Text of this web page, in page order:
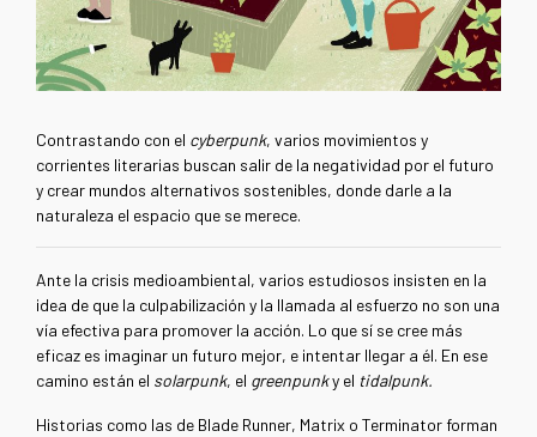
Contrastando con el cyberpunk, varios movimientos y
corrientes literarias buscan salir de la negatividad por el futuro
y crear mundos alternativos sostenibles, donde darle a la
naturaleza el espacio que se merece.
Ante la crisis medioambiental, varios estudiosos insisten en la
idea de que la culpabilización y la llamada al esfuerzo no son una
vía efectiva para promover la acción. Lo que sí se cree más
eficaz es imaginar un futuro mejor, e intentar llegar a él. En ese
camino están el solarpunk, el greenpunky el tidalpunk.
Historias como las de Blade Runner, Matrix o Terminator forman